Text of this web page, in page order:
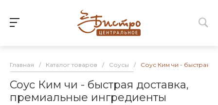
Главная / Каталог товаров / Соусы / Соус Ким чи - быстрая
Соус Ким чи - быстрая доставка,
премиальные ингредиенты